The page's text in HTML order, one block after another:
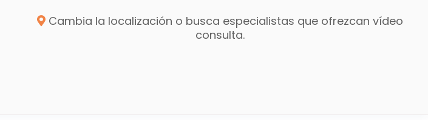
Cambia la localización o busca especialistas que ofrezcan vídeo
consulta.